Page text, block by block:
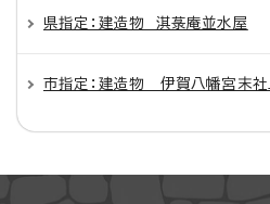
県指定：建造物 淇菉庵並水屋
市指定：建造物 伊賀八幡宮末社